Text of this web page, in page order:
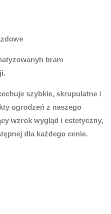
bram
szybkie, skrupulatne i
ogrodzeń z naszego
wzrok wygląd i estetyczny,
dla każdego cenie.